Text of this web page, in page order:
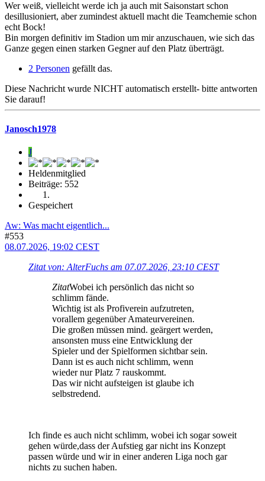
Wer weiß, vielleicht werde ich ja auch mit Saisonstart schon
desillusioniert, aber zumindest aktuell macht die Teamchemie schon
echt Bock!
Bin morgen definitiv im Stadion um mir anzuschauen, wie sich das
Ganze gegen einen starken Gegner auf den Platz überträgt.
2 Personen gefällt das.
Diese Nachricht wurde NICHT automatisch erstellt- bitte antworten
Sie darauf!
Janosch1978
J
Heldenmitglied
Beiträge: 552
Gespeichert
Aw: Was macht eigentlich...
#553
08.07.2026, 19:02 CEST
Zitat von: AlterFuchs am 07.07.2026, 23:10 CEST
ZitatWobei ich persönlich das nicht so
schlimm fände.
Wichtig ist als Profiverein aufzutreten,
vorallem gegenüber Amateurvereinen.
Die großen müssen mind. geärgert werden,
ansonsten muss eine Entwicklung der
Spieler und der Spielformen sichtbar sein.
Dann ist es auch nicht schlimm, wenn
wieder nur Platz 7 rauskommt.
Das wir nicht aufsteigen ist glaube ich
selbstredend.
Ich finde es auch nicht schlimm, wobei ich sogar soweit
gehen würde,dass der Aufstieg gar nicht ins Konzept
passen würde und wir in einer anderen Liga noch gar
nichts zu suchen haben.